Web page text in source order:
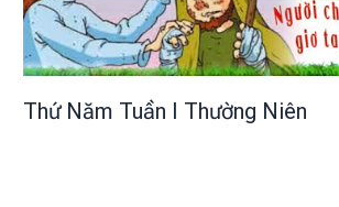
Thứ Năm Tuần I Thường Niên